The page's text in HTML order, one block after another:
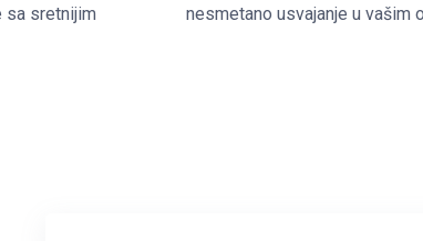
sa sretnijim
nesmetano usvajanje u vašim